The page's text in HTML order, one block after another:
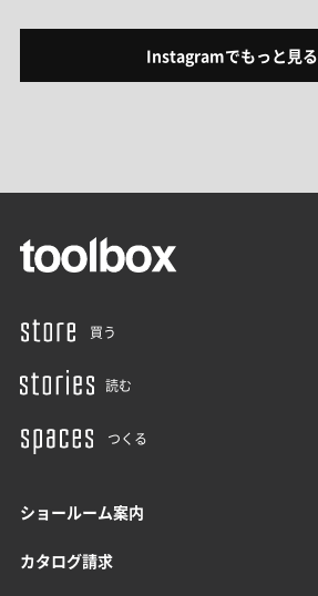
Instagramでもっと見る
買う
読む
つくる
ショールーム案内
カタログ請求